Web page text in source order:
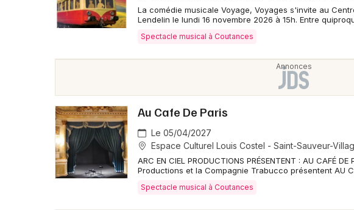
La comédie musicale Voyage, Voyages s'invite au
Lendelin le lundi 16 novembre 2026 à 15h. Entre
Spectacle musical à Coutances
Au Cafe De Paris
Le 05/04/2027
Espace Culturel Louis Costel - Saint-Sauveur-
ARC EN CIEL PRODUCTIONS PRÉSENTENT : AU CAFÉ
Productions et la Compagnie Trabucco présentent AU
Spectacle musical à Coutances